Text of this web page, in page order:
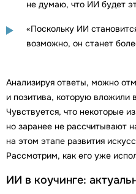
не думаю, что ИИ будет
«Поскольку ИИ
возможно, он станет
Анализируя ответы, можно
и позитива, которую вложили
Чувствуется, что некоторые
но заранее не рассчитывают
на этом этапе развития
Рассмотрим, как его уже
ИИ в коучинге: